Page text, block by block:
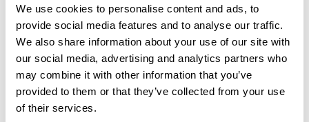
We use cookies to personalise content and ads, to
provide social media features and to analyse our traffic.
We also share information about your use of our site with
our social media, advertising and analytics partners who
may combine it with other information that you’ve
provided to them or that they’ve collected from your use
of their services.
Dokumenty
Kontakty
Střecha Fortega
Proč Fortega?
Produkty
Služby